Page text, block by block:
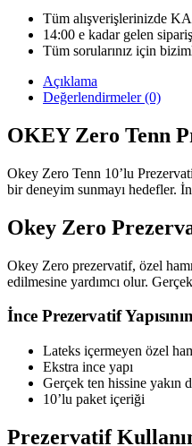
Tüm alışverişlerinizde
14:00 e kadar gelen
Tüm sorularınız için
Açıklama
Değerlendirmeler (0)
OKEY Zero Tenn
Okey Zero Tenn 10’lu
bir deneyim sunmayı hedefler.
Okey Zero
Okey Zero prezervatif, özel
edilmesine yardımcı olur.
İnce Prezervatif
Lateks içermeyen özel
Ekstra ince yapı
Gerçek ten hissine yakın
10’lu paket içeriği
Prezervatif